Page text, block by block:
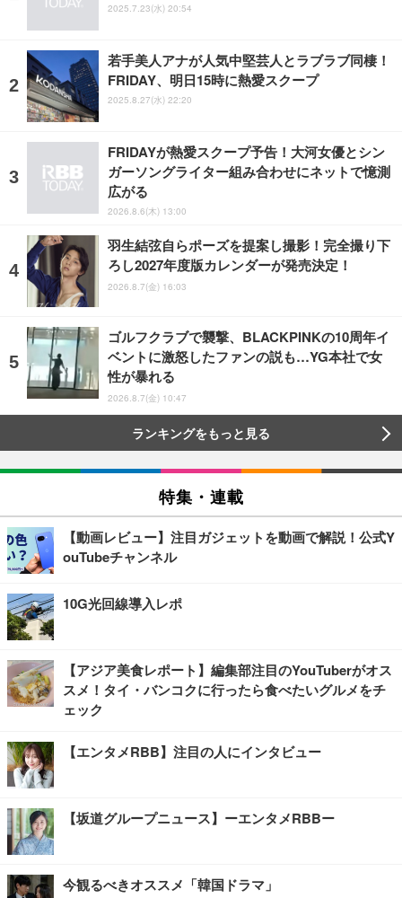
2025.7.23(水) 20:54
若手美人アナが人気中堅芸人とラブラブ同棲！
FRIDAY、明日15時に熱愛スクープ
2025.8.27(水) 22:20
FRIDAYが熱愛スクープ予告！大河女優とシン
ガーソングライター組み合わせにネットで憶測
広がる
2026.8.6(木) 13:00
羽生結弦自らポーズを提案し撮影！完全撮り下
ろし2027年度版カレンダーが発売決定！
2026.8.7(金) 16:03
ゴルフクラブで襲撃、BLACKPINKの10周年イ
ベントに激怒したファンの説も…YG本社で女
性が暴れる
2026.8.7(金) 10:47
ランキングをもっと見る
特集・連載
【動画レビュー】注目ガジェットを動画で解説！公式Y
ouTubeチャンネル
10G光回線導入レポ
【アジア美食レポート】編集部注目のYouTuberがオス
スメ！タイ・バンコクに行ったら食べたいグルメをチ
ェック
【エンタメRBB】注目の人にインタビュー
【坂道グループニュース】ーエンタメRBBー
今観るべきオススメ「韓国ドラマ」